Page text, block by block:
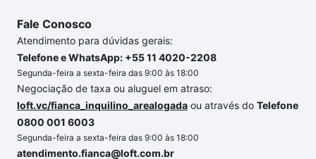
Fale Conosco
Atendimento para dúvidas gerais:
Telefone e WhatsApp: +55 11 4020-2208
Segunda-feira a sexta-feira das 9:00 às 18:00
Negociação de taxa ou aluguel em atraso:
loft.vc/fianca_inquilino_arealogada ou através do Telefone
0800 001 6003
Segunda-feira a sexta-feira das 9:00 às 18:00
atendimento.fianca@loft.com.br